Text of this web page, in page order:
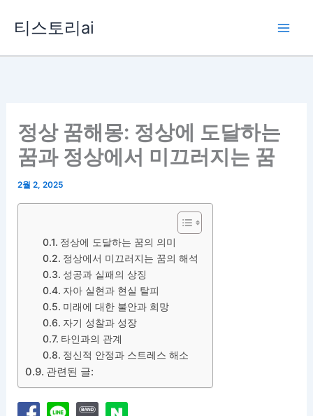
티스토리ai
정상 꿈해몽: 정상에 도달하는
꿈과 정상에서 미끄러지는 꿈
2월 2, 2025
정상에 도달하는 꿈의 의미
정상에서 미끄러지는 꿈의 해석
성공과 실패의 상징
자아 실현과 현실 탈피
미래에 대한 불안과 희망
자기 성찰과 성장
타인과의 관계
정신적 안정과 스트레스 해소
관련된 글: